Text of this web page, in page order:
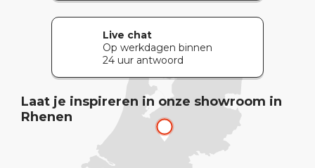
Live chat
Op werkdagen binnen
24 uur antwoord
Laat je inspireren in onze showroom in
Rhenen